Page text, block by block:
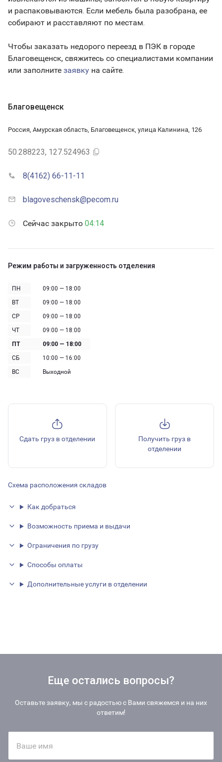
и распаковываются. Если мебель была разобрана, ее
собирают и расставляют по местам.
Чтобы заказать недорого переезд в ПЭК в городе
Благовещенск, свяжитесь со специалистами компании
или заполните заявку на сайте.
Благовещенск
Россия, Амурская область, Благовещенск, улица Калинина, 126
50.288223, 127.524963
8(4162) 66-11-11
blagoveschensk@pecom.ru
Сейчас закрыто 04:14
Режим работы и загруженность отделения
ПН
09:00 — 18:00
ВТ
09:00 — 18:00
СР
09:00 — 18:00
ЧТ
09:00 — 18:00
ПТ
09:00 — 18:00
СБ
10:00 — 16:00
ВС
Выходной
Сдать груз в отделении
Получить груз в
отделении
Схема расположения складов
Как добраться
Возможность приема и выдачи
Ограничения по грузу
Способы оплаты
Дополнительные услуги в отделении
Еще остались вопросы?
Оставьте заявку, мы с радостью с Вами свяжемся и на них
ответим!
Ваше имя